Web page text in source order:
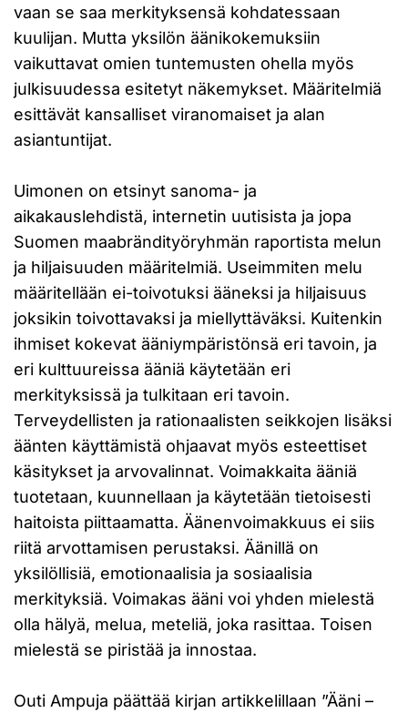
vaan se saa merkityksensä kohdatessaan
kuulijan. Mutta yksilön äänikokemuksiin
vaikuttavat omien tuntemusten ohella myös
julkisuudessa esitetyt näkemykset. Määritelmiä
esittävät kansalliset viranomaiset ja alan
asiantuntijat.
Uimonen on etsinyt sanoma- ja
aikakauslehdistä, internetin uutisista ja jopa
Suomen maabrändityöryhmän raportista melun
ja hiljaisuuden määritelmiä. Useimmiten melu
määritellään ei-toivotuksi ääneksi ja hiljaisuus
joksikin toivottavaksi ja miellyttäväksi. Kuitenkin
ihmiset kokevat ääniympäristönsä eri tavoin, ja
eri kulttuureissa ääniä käytetään eri
merkityksissä ja tulkitaan eri tavoin.
Terveydellisten ja rationaalisten seikkojen lisäksi
äänten käyttämistä ohjaavat myös esteettiset
käsitykset ja arvovalinnat. Voimakkaita ääniä
tuotetaan, kuunnellaan ja käytetään tietoisesti
haitoista piittaamatta. Äänenvoimakkuus ei siis
riitä arvottamisen perustaksi. Äänillä on
yksilöllisiä, emotionaalisia ja sosiaalisia
merkityksiä. Voimakas ääni voi yhden mielestä
olla hälyä, melua, meteliä, joka rasittaa. Toisen
mielestä se piristää ja innostaa.
Outi Ampuja päättää kirjan artikkelillaan ”Ääni –